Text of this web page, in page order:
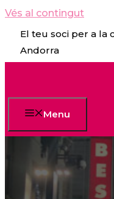
Vés al contingut
El teu soci per a la
Andorra
Menu